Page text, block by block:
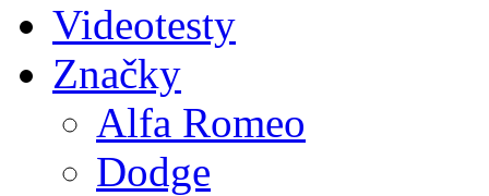
Videotesty
Značky
Alfa Romeo
Dodge